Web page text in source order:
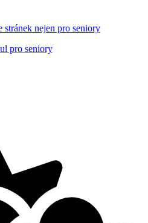
stránek nejen pro seniory